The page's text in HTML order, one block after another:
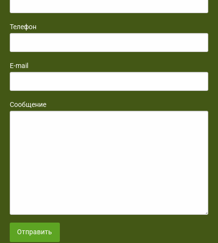
Телефон
E-mail
Сообщение
Отправить